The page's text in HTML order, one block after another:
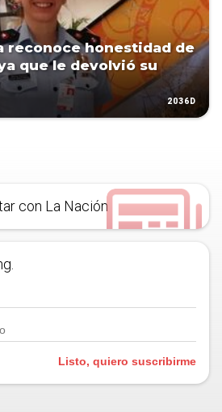
reconoce honestidad de
que le devolvió su
2036D
con La Nación
Listo, quiero suscribirme